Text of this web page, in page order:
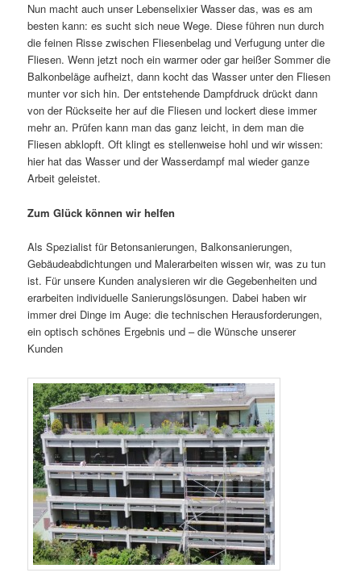
Nun macht auch unser Lebenselixier Wasser das, was es am
besten kann: es sucht sich neue Wege. Diese führen nun durch
die feinen Risse zwischen Fliesenbelag und Verfugung unter die
Fliesen. Wenn jetzt noch ein warmer oder gar heißer Sommer die
Balkonbeläge aufheizt, dann kocht das Wasser unter den Fliesen
munter vor sich hin. Der entstehende Dampfdruck drückt dann
von der Rückseite her auf die Fliesen und lockert diese immer
mehr an. Prüfen kann man das ganz leicht, in dem man die
Fliesen abklopft. Oft klingt es stellenweise hohl und wir wissen:
hier hat das Wasser und der Wasserdampf mal wieder ganze
Arbeit geleistet.
Zum Glück können wir helfen
Als Spezialist für Betonsanierungen, Balkonsanierungen,
Gebäudeabdichtungen und Malerarbeiten wissen wir, was zu tun
ist. Für unsere Kunden analysieren wir die Gegebenheiten und
erarbeiten individuelle Sanierungslösungen. Dabei haben wir
immer drei Dinge im Auge: die technischen Herausforderungen,
ein optisch schönes Ergebnis und – die Wünsche unserer
Kunden